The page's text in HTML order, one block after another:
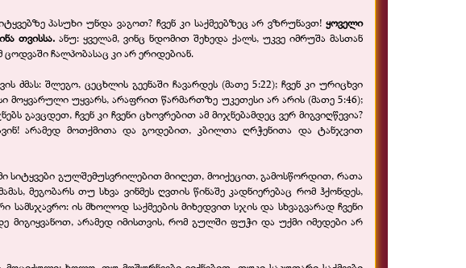
პასუხი უნდა ვაგოთ? ჩვენ კი საქმეებზეც არ ვზრუნავთ! ყოველი
თვისსა. ანუ: ყველამ, ვინც ნდომით შეხედა ქალს, უკვე იმრუშა მასთან
ჩალპობასაც კი არ ერიდებიან.
ძმას: შლეგო, ცეცხლის გეენაში ჩავარდეს (მათე 5:22); ჩვენ კი ურიცხვი
მოყვარული უყვარს, არაფრით წარმართზე უკეთესი არ არის (მათე 5:46);
გავცდეთ, ჩვენ კი ჩვენი ცხოვრებით ამ მიჯნებამდეც ვერ მიგვიღწევია?
არამედ მოთქმითა და გოდებით, კბილთა ღრჭენითა და ტანჯვით
სიტყვები გულშემუსვრილებით მიიღეთ, მოიქეცით, გამოსწორდით, რათა
მეგობარს თუ სხვა ვინმეს ღვთის წინაშე კადნიერებაც რომ ჰქონდეს,
სამსჯავრო: ის მხოლოდ საქმეების მიხედვით სჯის და სხვაგვარად ჩვენი
მიგიყვანოთ, არამედ იმისთვის, რომ გულში ფუჭი და უქმი იმედები არ